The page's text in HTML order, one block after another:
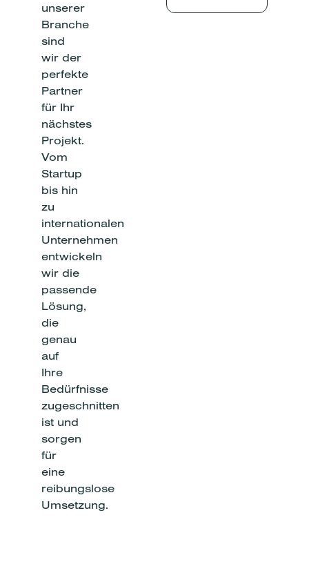
unserer
Branche
sind
wir der
perfekte
Partner
für Ihr
nächstes
Projekt.
Vom
Startup
bis hin
zu
internationalen
Unternehmen
entwickeln
wir die
passende
Lösung,
die
genau
auf
Ihre
Bedürfnisse
zugeschnitten
ist und
sorgen
für
eine
reibungslose
Umsetzung.